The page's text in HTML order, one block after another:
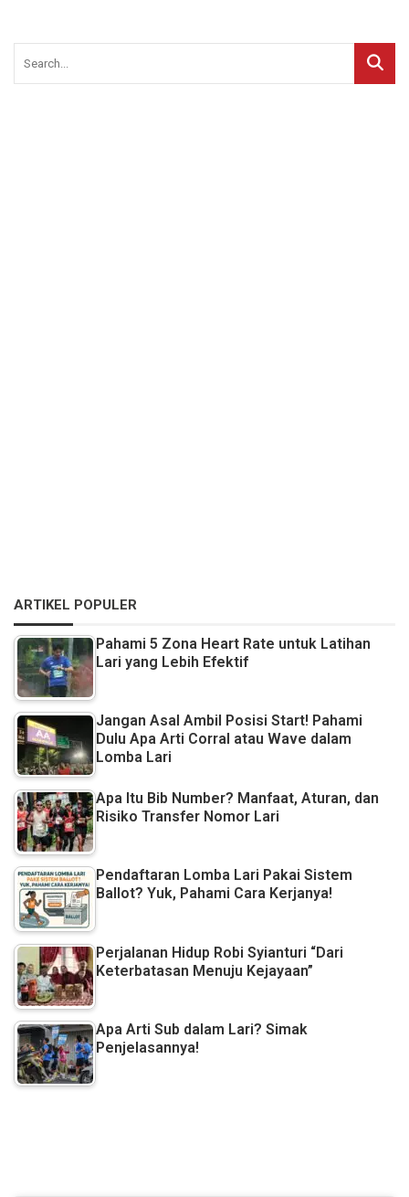
ARTIKEL POPULER
Pahami 5 Zona Heart Rate untuk Latihan
Lari yang Lebih Efektif
Jangan Asal Ambil Posisi Start! Pahami
Dulu Apa Arti Corral atau Wave dalam
Lomba Lari
Apa Itu Bib Number? Manfaat, Aturan, dan
Risiko Transfer Nomor Lari
Pendaftaran Lomba Lari Pakai Sistem
Ballot? Yuk, Pahami Cara Kerjanya!
Perjalanan Hidup Robi Syianturi “Dari
Keterbatasan Menuju Kejayaan”
Apa Arti Sub dalam Lari? Simak
Penjelasannya!